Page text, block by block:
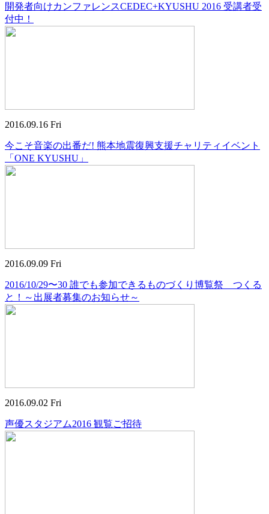
開発者向けカンファレンスCEDEC+KYUSHU 2016 受講者受
付中！
2016.09.16 Fri
今こそ音楽の出番だ! 熊本地震復興支援チャリティイベント
「ONE KYUSHU」
2016.09.09 Fri
2016/10/29〜30 誰でも参加できるものづくり博覧祭 つくる
と！～出展者募集のお知らせ～
2016.09.02 Fri
声優スタジアム2016 観覧ご招待